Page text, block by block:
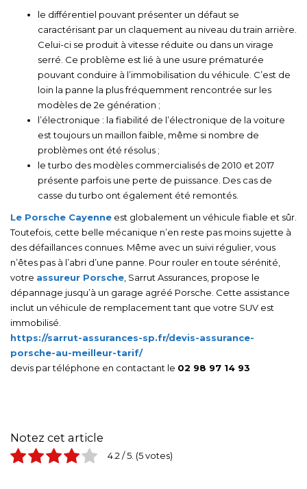
le différentiel pouvant présenter un défaut se
caractérisant par un claquement au niveau du train arrière.
Celui-ci se produit à vitesse réduite ou dans un virage
serré. Ce problème est lié à une usure prématurée
pouvant conduire à l’immobilisation du véhicule. C’est de
loin la panne la plus fréquemment rencontrée sur les
modèles de 2e génération ;
l’électronique : la fiabilité de l’électronique de la voiture
est toujours un maillon faible, même si nombre de
problèmes ont été résolus ;
le turbo des modèles commercialisés de 2010 et 2017
présente parfois une perte de puissance. Des cas de
casse du turbo ont également été remontés.
Le Porsche Cayenne est globalement un véhicule fiable et sûr.
Toutefois, cette belle mécanique n’en reste pas moins sujette à
des défaillances connues. Même avec un suivi régulier, vous
n’êtes pas à l’abri d’une panne. Pour rouler en toute sérénité,
votre assureur Porsche , Sarrut Assurances, propose le
dépannage jusqu’à un garage agréé Porsche. Cette assistance
inclut un véhicule de remplacement tant que votre SUV est
immobilisé.
https://sarrut-assurances-sp.fr/devis-assurance-
porsche-au-meilleur-tarif/
devis par téléphone en contactant le 02 98 97 14 93
Notez cet article
4.2 / 5. 5